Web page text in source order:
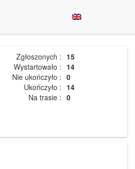
Zgłoszonych : 15
Wystartowało : 14
Nie ukończyło : 0
Ukończyło : 14
Na trasie : 0